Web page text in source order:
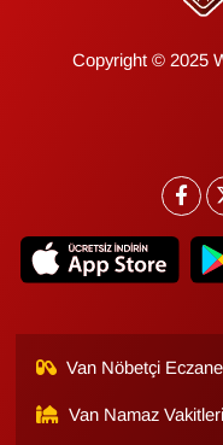
Copyright © 2025
Van Nöbetçi
Van Namaz Vakitleri